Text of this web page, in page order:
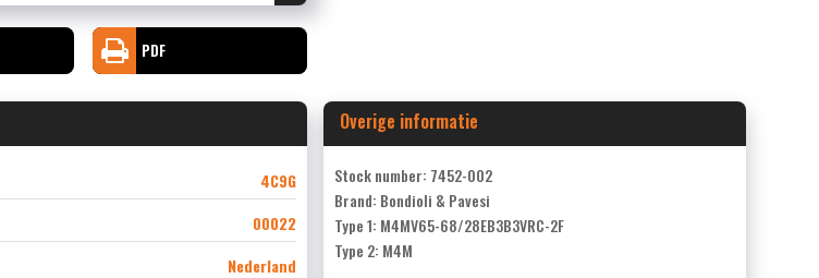
PDF
4C9G
00022
Nederland
Overige informatie
Stock number: 7452-002
Brand: Bondioli & Pavesi
Type 1: M4MV65-68/28EB3B3VRC-2F
Type 2: M4M